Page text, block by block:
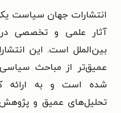
انتشارات جهان سیاست
آثار علمی و تخصصی
بین‌الملل است. این
عمیق‌تر از مباحث
شده است و به ارائه
تحلیل‌های عمیق و